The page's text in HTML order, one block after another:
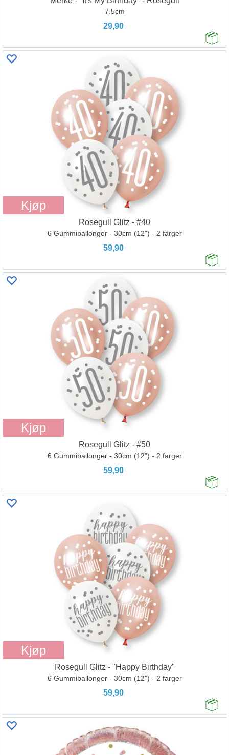
7.5cm
29,90
Kjøp
Rosegull Glitz - #40
6 Gummiballonger - 30cm (12") - 2 farger
59,90
Kjøp
Rosegull Glitz - #50
6 Gummiballonger - 30cm (12") - 2 farger
59,90
Kjøp
Rosegull Glitz - "Happy Birthday"
6 Gummiballonger - 30cm (12") - 2 farger
59,90